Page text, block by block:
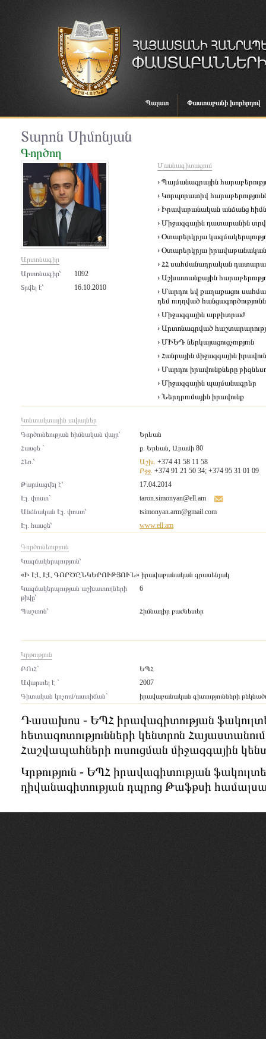
Պալատ Փաստաբանի խորհրդով
Տարոն Սիմոնյան
Գործող
Արտոնագիր
Արտոնագիր՝
1092
Տրվել է՝
16.10.2010
Մասնագիտացում
› Պայմանագրային
› Կորպորատիվ
› Իրավաբանական անձանց
› Միջազգային դատարանին
› Օտարերկրյա
› Օտարերկրյա իրավաբանական
› ՀՀ սահմանադրական
› Աշխատանքային
› Մարդու եվ քաղաքացու
դեմ ուղղված
› Միջազգային արբիտրաժ
› Արտոնագրված
› ՄԻԵԴ ներկայացուցչություն
› Հանրային միջազգային
› Մարդու իրավունքները
› Միջազգային պայմանագրեր
› Ներդրումային իրավունք
Կոնտակտային տվյալներ
Գործունեության հիմնական վայր՝
Երևան
Հասցե `
ք. Երևան, Արամի 80
Հեռ.՝
Աշխ. +374 41 58 11 58
Բջջ. +374 91 21 50 34; +374 95 31 01 09
Թարմացվել է՝
17.04.2014
Էլ. փոստ`
taron.simonyan@ell.am
Անձնական Էլ. փոստ՝
tsimonyan.arm@gmail.com
Էլ. հասցե՝
www.ell.am
Գործունեություն
Կազմակերպություն՝
«Ի ԷԼ ԷԼ ԳՈՐԾԸՆԿԵՐՈՒԹՅՈՒՆ» իրավաբանական գրասենյակ
Կազմակերպության աշխատողների
թիվը՝
6
Պաշտոն՝ Հիմնադիր բաժնետեր
Կրթություն
ԲՈւՀ`
ԵՊՀ
Ավարտել է `
2007
Գիտական կոչում/աստիճան`
իրավաբանական գիտությունների
Դասախոս - ԵՊՀ իրավագիտության
հետազոտությունների կենտրոն
Հաշվապահների ուսուցման միջազգային
Կրթություն - ԵՊՀ իրավագիտության
դիվանագիտության դպրոց Թաֆթսի